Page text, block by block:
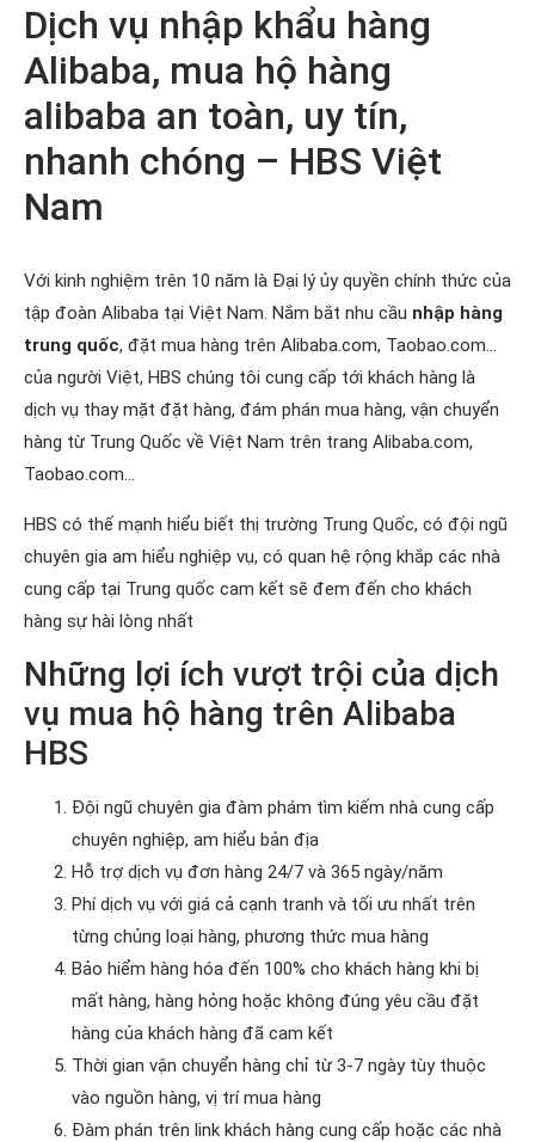
Dịch vụ nhập khẩu hàng
Alibaba, mua hộ hàng
alibaba an toàn, uy tín,
nhanh chóng – HBS Việt
Nam
Với kinh nghiệm trên 10 năm là Đại lý ủy quyền chính thức của
tập đoàn Alibaba tại Việt Nam. Nắm bắt nhu cầu nhập hàng
trung quốc, đặt mua hàng trên Alibaba.com, Taobao.com…
của người Việt, HBS chúng tôi cung cấp tới khách hàng là
dịch vụ thay mặt đặt hàng, đám phán mua hàng, vận chuyển
hàng từ Trung Quốc về Việt Nam trên trang Alibaba.com,
Taobao.com…
HBS có thế mạnh hiểu biết thị trường Trung Quốc, có đội ngũ
chuyên gia am hiểu nghiệp vụ, có quan hệ rộng khắp các nhà
cung cấp tại Trung quốc cam kết sẽ đem đến cho khách
hàng sự hài lòng nhất
Những lợi ích vượt trội của dịch
vụ mua hộ hàng trên Alibaba
HBS
Đội ngũ chuyên gia đàm phám tìm kiếm nhà cung cấp
chuyên nghiệp, am hiểu bản địa
Hỗ trợ dịch vụ đơn hàng 24/7 và 365 ngày/năm
Phí dịch vụ với giá cả cạnh tranh và tối ưu nhất trên
từng chủng loại hàng, phương thức mua hàng
Bảo hiểm hàng hóa đến 100% cho khách hàng khi bị
mất hàng, hàng hỏng hoặc không đúng yêu cầu đặt
hàng của khách hàng đã cam kết
Thời gian vận chuyển hàng chỉ từ 3-7 ngày tùy thuộc
vào nguồn hàng, vị trí mua hàng
Đàm phán trên link khách hàng cung cấp hoặc các nhà